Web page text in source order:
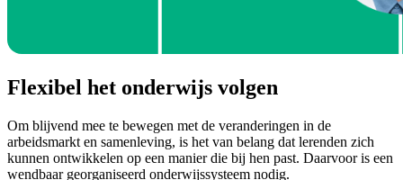
Flexibel het onderwijs volgen
Om blijvend mee te bewegen met de veranderingen in de
arbeidsmarkt en samenleving, is het van belang dat lerenden zich
kunnen ontwikkelen op een manier die bij hen past. Daarvoor is een
wendbaar georganiseerd onderwijssysteem nodig.